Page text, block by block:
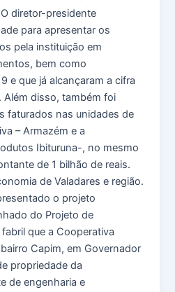
diretor-presidente
para apresentar os
pela instituição em
bem como
e que já alcançaram a cifra
Além disso, também foi
faturados nas unidades de
– Armazém e a
Ibituruna-, no mesmo
de 1 bilhão de reais.
de Valadares e região.
o projeto
do Projeto de
que a Cooperativa
Capim, em Governador
propriedade da
de engenharia e